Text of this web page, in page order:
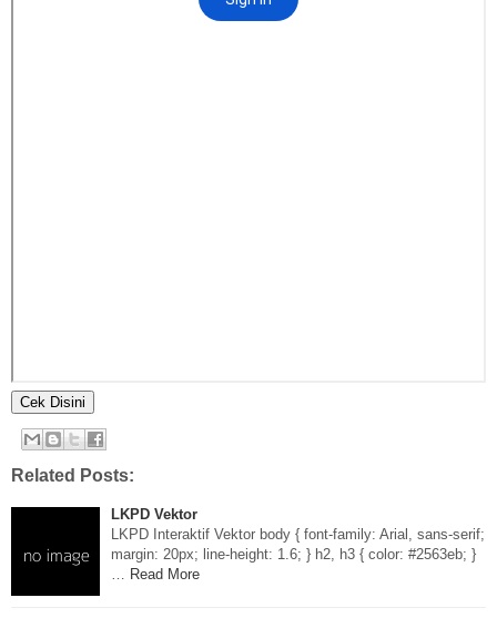
Related Posts:
LKPD Vektor
LKPD Interaktif Vektor body { font-family: Arial, sans-serif;
margin: 20px; line-height: 1.6; } h2, h3 { color: #2563eb; }
Read More